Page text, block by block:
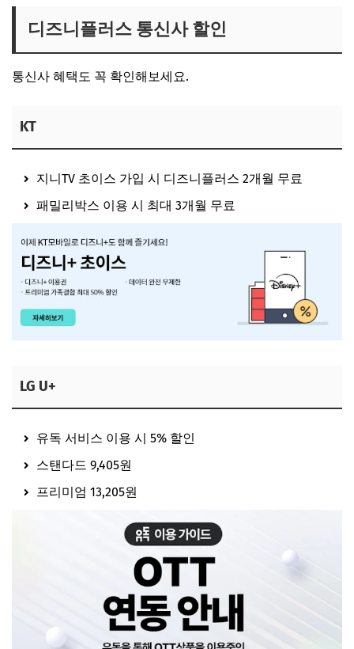
디즈니플러스 통신사 할인
통신사 혜택도 꼭 확인해보세요.
KT
지니TV 초이스 가입 시 디즈니플러스 2개월 무료
패밀리박스 이용 시 최대 3개월 무료
LG U+
유독 서비스 이용 시 5% 할인
스탠다드 9,405원
프리미엄 13,205원